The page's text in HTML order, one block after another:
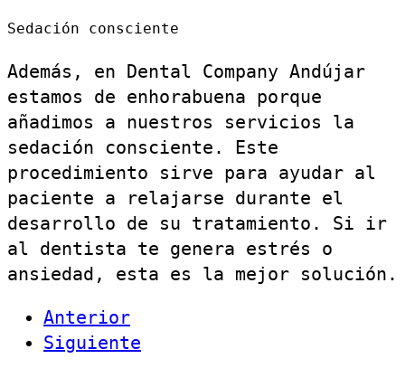
Sedación consciente
Además, en Dental Company Andújar
estamos de enhorabuena porque
añadimos a nuestros servicios la
sedación consciente. Este
procedimiento sirve para ayudar al
paciente a relajarse durante el
desarrollo de su tratamiento. Si ir
al dentista te genera estrés o
ansiedad, esta es la mejor solución.
Anterior
Siguiente